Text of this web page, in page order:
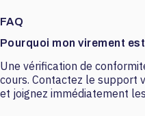
FAQ
Pourquoi mon virement
Une vérification de
cours. Contactez le support
et joignez immédiatement